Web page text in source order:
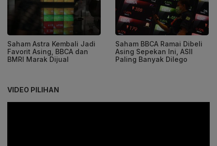
Saham Astra Kembali Jadi
Favorit Asing, BBCA dan
BMRI Marak Dijual
Saham BBCA Ramai Dibeli
Asing Sepekan Ini, ASII
Paling Banyak Dilego
VIDEO PILIHAN